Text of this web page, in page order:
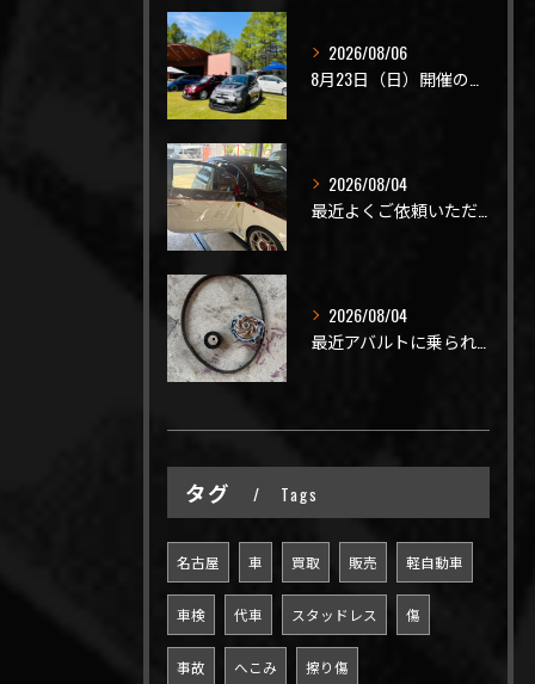
2026/08/06
2026/08/04
最近よくご依頼いただく、弊社おすすめメニュー！
2026/08/04
タグ Tags
名古屋 車 買取 販売 軽自動車
車検 代車 スタッドレス 傷
事故 へこみ 擦り傷